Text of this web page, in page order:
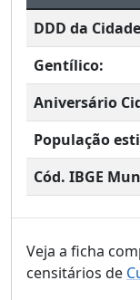
DDD da
Gentílico:
Aniversário
População
Cód. IBGE
Veja a ficha
censitários de